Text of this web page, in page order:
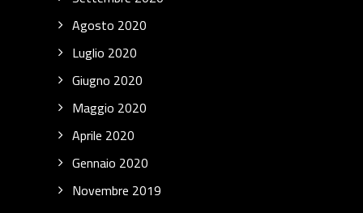
Agosto 2020
Luglio 2020
Giugno 2020
Maggio 2020
Aprile 2020
Gennaio 2020
Novembre 2019